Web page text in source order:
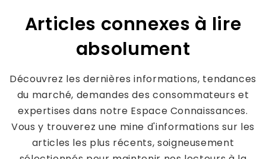
Articles connexes à lire
absolument
Découvrez les dernières informations, tendances
du marché, demandes des consommateurs et
expertises dans notre Espace Connaissances.
Vous y trouverez une mine d'informations sur les
articles les plus récents, soigneusement